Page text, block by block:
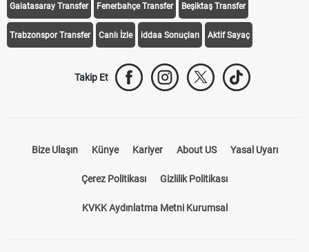
Galatasaray Transfer Fenerbahçe Transfer Beşiktaş Transfer
Trabzonspor Transfer Canlı İzle iddaa Sonuçları Aktif Sayaç